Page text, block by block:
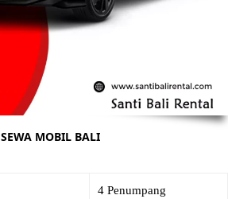
SEWA MOBIL BALI
4 Penumpang